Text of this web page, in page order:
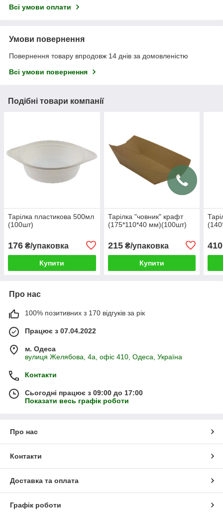
Всі умови оплати
Умови повернення
Повернення товару впродовж 14 днів за домовленістю
Всі умови повернення
Подібні товари компанії
Тарілка пластикова 500мл
(100шт)
176 ₴/упаковка
Купити
Тарілка "човник" крафт
(175*110*40 мм)(100шт)
215₴/упаковка
Купити
410
Про нас
100% позитивних з 170 відгуків за рік
Працює з 07.04.2022
м. Одеса
вулиця Желябова, 4а, офіс 410, Одеса, Україна
Контакти
Сьогодні працює з 09:00 до 17:00
Показати весь графік роботи
Про нас
Контакти
Доставка та оплата
Графік роботи